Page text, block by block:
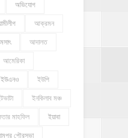
অভিযোগ
আক্রমন
আদালত
আমেরিকা
ইউএনও ইউপি
ইনকিলাব মঞ্চ
মাহফিল ইয়াবা
পৌরসভা